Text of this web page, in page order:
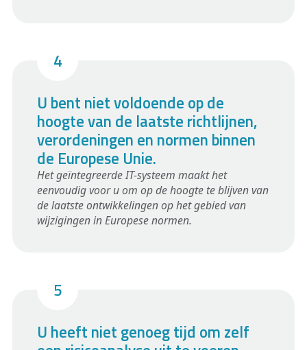
U bent niet voldoende op de
hoogte van de laatste richtlijnen,
verordeningen en normen binnen
de Europese Unie.
Het geïntegreerde IT-systeem maakt het
eenvoudig voor u om op de hoogte te blijven van
de laatste ontwikkelingen op het gebied van
wijzigingen in Europese normen.
U heeft niet genoeg tijd om zelf